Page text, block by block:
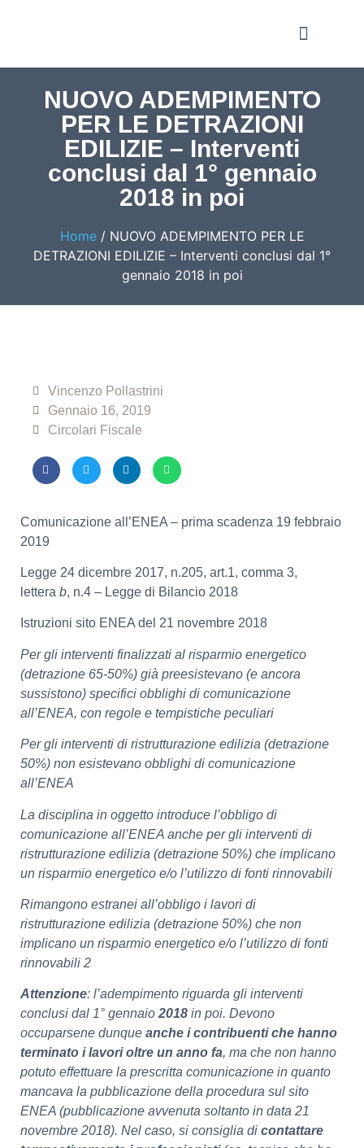
NUOVO ADEMPIMENTO
PER LE DETRAZIONI
EDILIZIE – Interventi
conclusi dal 1° gennaio
2018 in poi
Home/ NUOVO ADEMPIMENTO PER LE
DETRAZIONI EDILIZIE – Interventi conclusi dal 1°
gennaio 2018 in poi
Vincenzo Pollastrini
Gennaio 16, 2019
Circolari Fiscale
Comunicazione all’ENEA – prima scadenza 19 febbraio
2019
Legge 24 dicembre 2017, n.205, art.1, comma 3,
lettera b, n.4 – Legge di Bilancio 2018
Istruzioni sito ENEA del 21 novembre 2018
Per gli interventi finalizzati al risparmio energetico
(detrazione 65-50%) già preesistevano (e ancora
sussistono) specifici obblighi di comunicazione
all’ENEA, con regole e tempistiche peculiari
Per gli interventi di ristrutturazione edilizia (detrazione
50%) non esistevano obblighi di comunicazione
all’ENEA
La disciplina in oggetto introduce l’obbligo di
comunicazione all’ENEA anche per gli interventi di
ristrutturazione edilizia (detrazione 50%) che implicano
un risparmio energetico e/o l’utilizzo di fonti rinnovabili
Rimangono estranei all’obbligo i lavori di
ristrutturazione edilizia (detrazione 50%) che non
implicano un risparmio energetico e/o l’utilizzo di fonti
rinnovabili 2
Attenzione: l’adempimento riguarda gli interventi
conclusi dal 1° gennaio 2018 in poi. Devono
occuparsene dunque anche i contribuenti che hanno
terminato i lavori oltre un anno fa, ma che non hanno
potuto effettuare la prescritta comunicazione in quanto
mancava la pubblicazione della procedura sul sito
ENEA (pubblicazione avvenuta soltanto in data 21
novembre 2018). Nel caso, si consiglia di contattare